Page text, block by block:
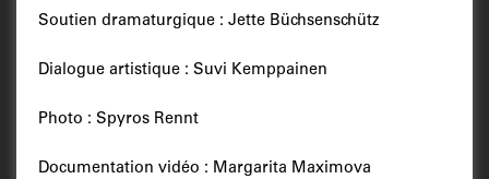
Soutien dramaturgique : Jette Büchsenschütz
Dialogue artistique : Suvi Kemppainen
Photo : Spyros Rennt
Documentation vidéo : Margarita Maximova